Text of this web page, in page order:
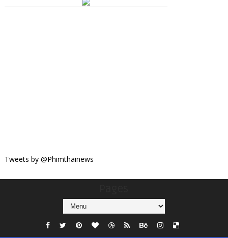
Tweets by @Phimthainews